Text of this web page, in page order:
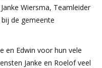
Wiersma, Teamleider
de gemeente
en Edwin voor hun vele
Janke en Roelof veel